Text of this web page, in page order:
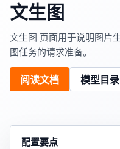
文生图
文生图 页面用于说明图片
图任务的请求准备。
阅读文档 模型目录
配置要点